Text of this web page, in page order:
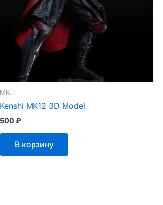
MK
Kenshi MK12 3D Model
500₽
В корзину